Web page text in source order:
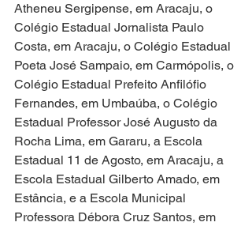
Atheneu Sergipense, em Aracaju, o
Colégio Estadual Jornalista Paulo
Costa, em Aracaju, o Colégio Estadual
Poeta José Sampaio, em Carmópolis, o
Colégio Estadual Prefeito Anfilófio
Fernandes, em Umbaúba, o Colégio
Estadual Professor José Augusto da
Rocha Lima, em Gararu, a Escola
Estadual 11 de Agosto, em Aracaju, a
Escola Estadual Gilberto Amado, em
Estância, e a Escola Municipal
Professora Débora Cruz Santos, em